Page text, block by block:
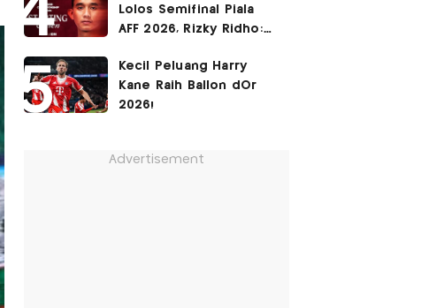
Lolos Semifinal Piala
AFF 2026, Rizky Ridho:
Kecil Peluang Harry
Kane Raih Ballon dOr
2026!
Advertisement